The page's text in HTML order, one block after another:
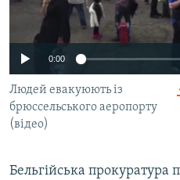
ВІДЕОУРОКИ «ELIFBE»
СВІДЧЕННЯ ОКУПАЦІЇ
УКРАЇНСЬКА ПРОБЛЕМА КРИМУ
ІНФОГРАФІКА
Русский
Qırımtatar
ДОЛУЧАЙСЯ!
Усі сайти RFE/RL
0:00
Людей евакуюють із
брюссельського аеропорту
(відео)
Бельгійська прокуратура